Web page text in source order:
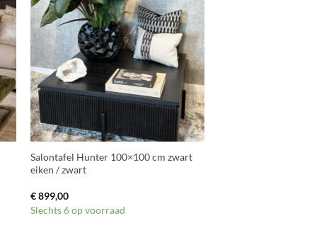
+
Salontafel Hunter 100×100 cm zwart
eiken / zwart
€899,00
Slechts 6 op voorraad